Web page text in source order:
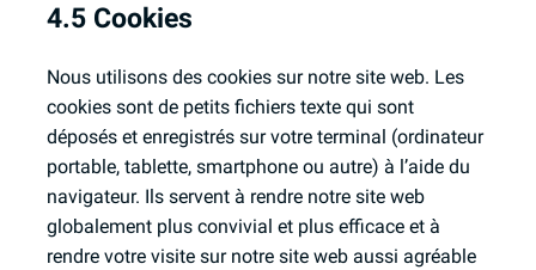
4.5 Cookies
Nous utilisons des cookies sur notre site web. Les
cookies sont de petits fichiers texte qui sont
déposés et enregistrés sur votre terminal (ordinateur
portable, tablette, smartphone ou autre) à l’aide du
navigateur. Ils servent à rendre notre site web
globalement plus convivial et plus efficace et à
rendre votre visite sur notre site web aussi agréable